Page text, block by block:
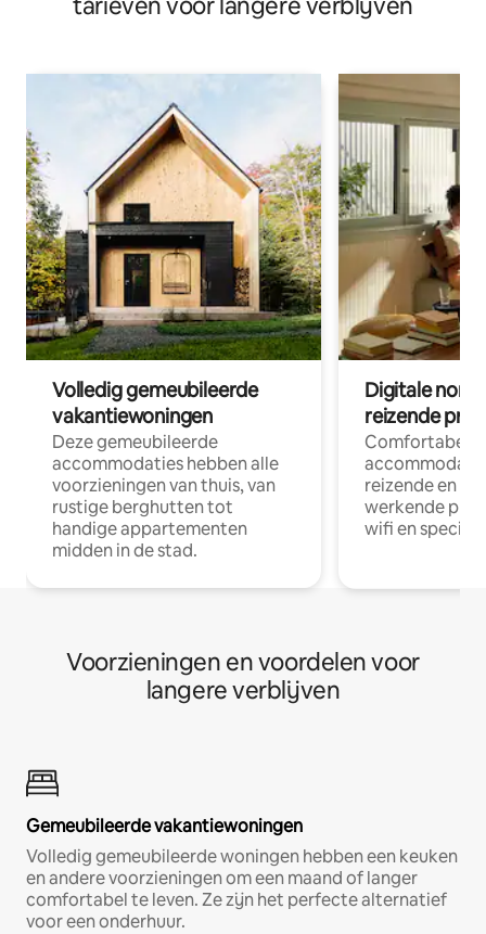
Volledig gemeubileerde
vakantiewoningen
Deze gemeubileerde
accommodaties hebben alle
voorzieningen van thuis, van
rustige berghutten tot
handige appartementen
midden in de stad.
Digitale
reizende
Comfortabele
reizende en
werkende
wifi en
Voorzieningen en voordelen voor
langere verblijven
Gemeubileerde vakantiewoningen
Volledig gemeubileerde woningen hebben een keuken
en andere voorzieningen om een maand of langer
comfortabel te leven. Ze zijn het perfecte alternatief
voor een onderhuur.